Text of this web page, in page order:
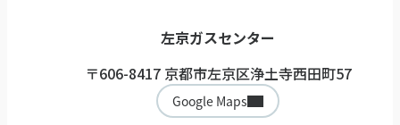
左京ガスセンター
〒606-8417 京都市左京区浄土寺西田町57
Google Maps